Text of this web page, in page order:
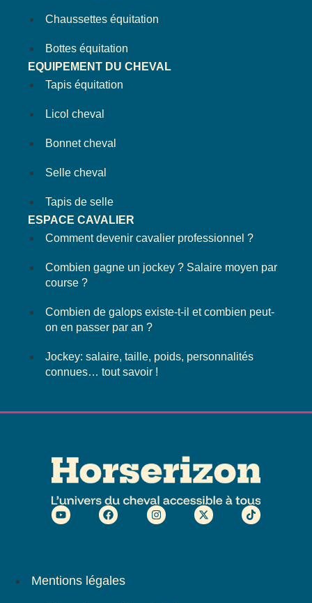
Chaussettes équitation
Bottes équitation
EQUIPEMENT DU CHEVAL
Tapis équitation
Licol cheval
Bonnet cheval
Selle cheval
Tapis de selle
ESPACE CAVALIER
Comment devenir cavalier professionnel ?
Combien gagne un jockey ? Salaire moyen par
course ?
Combien de galops existe-t-il et combien peut-
on en passer par an ?
Jockey: salaire, taille, poids, personnalités
connues… tout savoir !
Mentions légales